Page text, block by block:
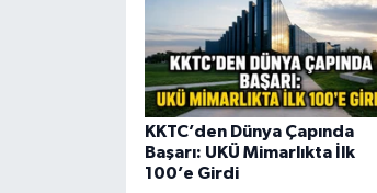
KKTC’den Dünya Çapında
Başarı: UKÜ Mimarlıkta İlk
100’e Girdi